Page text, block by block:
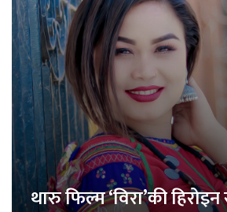
थारु फिल्म ‘विरा’की